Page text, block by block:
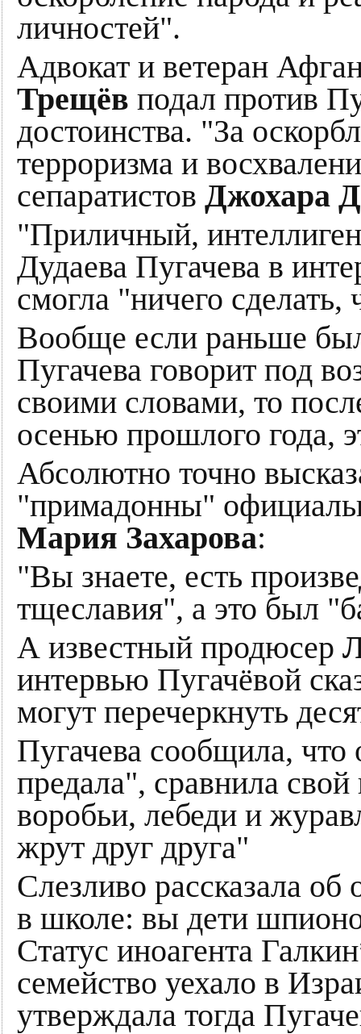
личностей".
Адвокат и ветеран
Трещёв подал против
достоинства. "За
терроризма и
сепаратистов Джохара
"Приличный,
Дудаева Пугачева в
смогла "ничего
Вообще если раньше
Пугачева говорит под
своими словами, то
осенью прошлого года,
Абсолютно точно
"примадонны"
Мария Захарова:
"Вы знаете, есть
тщеславия", а это был
А известный продюсер
интервью Пугачёвой
могут перечеркнуть
Пугачева сообщила, что
предала", сравнила
воробьи, лебеди и
жрут друг друга"
Слезливо рассказала об
в школе: вы дети
Статус иноагента
семейство уехало в
утверждала тогда